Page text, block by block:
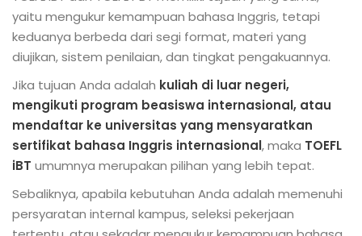
yaitu mengukur kemampuan bahasa Inggris, tetapi
keduanya berbeda dari segi format, materi yang
diujikan, sistem penilaian, dan tingkat pengakuannya.
Jika tujuan Anda adalah kuliah di luar negeri,
mengikuti program beasiswa internasional, atau
mendaftar ke universitas yang mensyaratkan
sertifikat bahasa Inggris internasional, maka TOEFL
iBT umumnya merupakan pilihan yang lebih tepat.
Sebaliknya, apabila kebutuhan Anda adalah memenuhi
persyaratan internal kampus, seleksi pekerjaan